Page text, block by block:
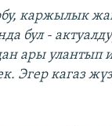
каржылык
бул -
ары
Эгер кагаз